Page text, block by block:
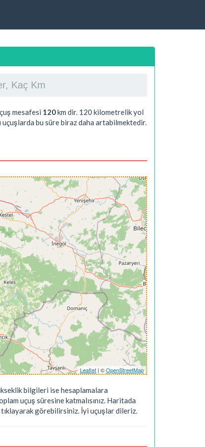
Kaç Km
mesafesi 120km dir. 120 kilometrelik yol
uçuşlarda bu süre biraz daha artabilmektedir.
Leaflet | ©OpenStreetMap
bilgileri ise hesaplamalara
uçuş süresine katmalısınız. Haritada
görebilirsiniz. İyi uçuşlar dileriz.